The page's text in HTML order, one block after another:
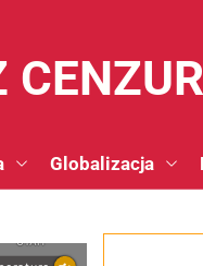
Globalizacja